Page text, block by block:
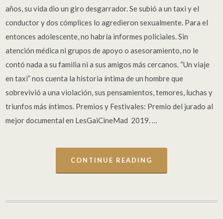
años, su vida dio un giro desgarrador. Se subió a un taxi y el
conductor y dos cómplices lo agredieron sexualmente. Para el
entonces adolescente, no habría informes policiales. Sin
atención médica ni grupos de apoyo o asesoramiento, no le
contó nada a su familia ni a sus amigos más cercanos. “Un viaje
en taxi” nos cuenta la historia íntima de un hombre que
sobrevivió a una violación, sus pensamientos, temores, luchas y
triunfos más íntimos. Premios y Festivales: Premio del jurado al
mejor documental en LesGaiCineMad 2019. …
CONTINUE READING